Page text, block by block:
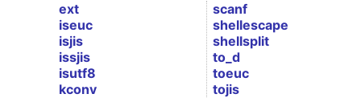
ext
iseuc
isjis
issjis
isutf8
kconv
scanf
shellescape
shellsplit
to_d
toeuc
tojis